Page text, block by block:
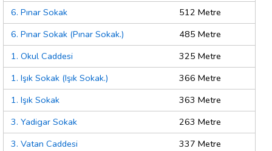
6. Pınar Sokak
512 Metre
6. Pınar Sokak (Pınar Sokak.)
485 Metre
1. Okul Caddesi
325 Metre
1. Işık Sokak (Işık Sokak.)
366 Metre
1. Işık Sokak
363 Metre
3. Yadigar Sokak
263 Metre
3. Vatan Caddesi
337 Metre